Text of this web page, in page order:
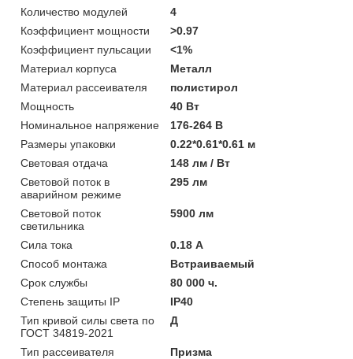
Количество модулей
4
Коэффициент мощности
>0.97
Коэффициент пульсации
<1%
Материал корпуса
Металл
Материал рассеивателя
полистирол
Мощность
40 Вт
Номинальное напряжение
176-264 В
Размеры упаковки
0.22*0.61*0.61 м
Световая отдача
148 лм / Вт
Световой поток в
аварийном режиме
295 лм
Световой поток
светильника
5900 лм
Сила тока
0.18 А
Способ монтажа
Встраиваемый
Срок службы
80 000 ч.
Степень защиты IP
IP40
Тип кривой силы света по
ГОСТ 34819-2021
Д
Тип рассеивателя
Призма